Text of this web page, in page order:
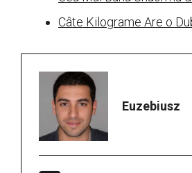
Câte Kilograme Are o
Euzebiusz